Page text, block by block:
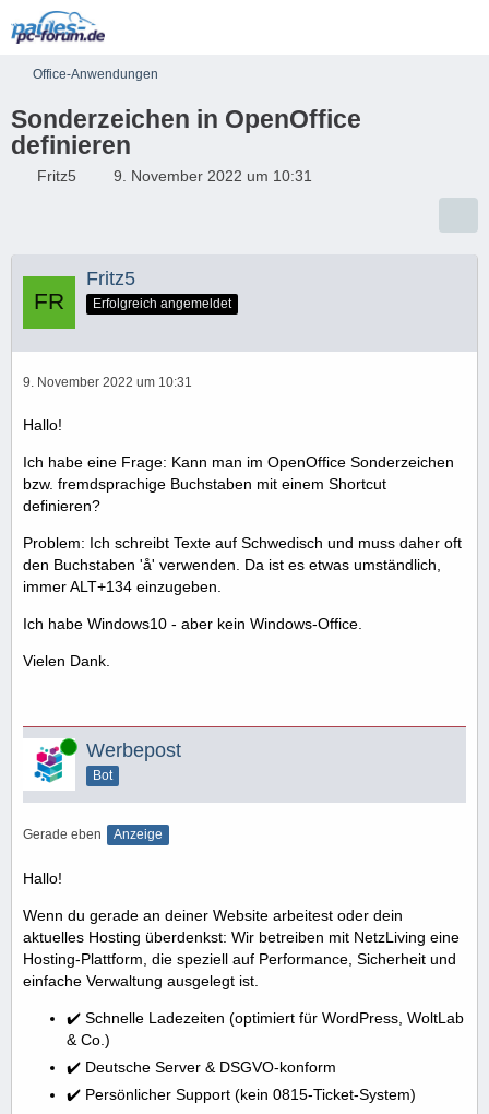
Office-Anwendungen
Sonderzeichen in OpenOffice
definieren
Fritz5 9. November 2022 um 10:31
Fritz5
Erfolgreich angemeldet
9. November 2022 um 10:31
Hallo!
Ich habe eine Frage: Kann man im OpenOffice Sonderzeichen
bzw. fremdsprachige Buchstaben mit einem Shortcut
definieren?
Problem: Ich schreibt Texte auf Schwedisch und muss daher oft
den Buchstaben 'å' verwenden. Da ist es etwas umständlich,
immer ALT+134 einzugeben.
Ich habe Windows10 - aber kein Windows-Office.
Vielen Dank.
Online Werbepost
Bot
Gerade eben Anzeige
Hallo!
Wenn du gerade an deiner Website arbeitest oder dein
aktuelles Hosting überdenkst: Wir betreiben mit NetzLiving eine
Hosting-Plattform, die speziell auf Performance, Sicherheit und
einfache Verwaltung ausgelegt ist.
✔️ Schnelle Ladezeiten (optimiert für WordPress, WoltLab
& Co.)
✔️ Deutsche Server & DSGVO-konform
✔️ Persönlicher Support (kein 0815-Ticket-System)